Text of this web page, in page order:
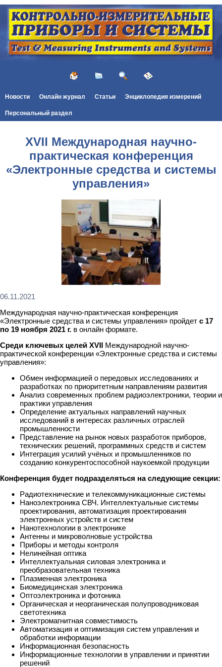
Новости Онлайн журнал Статьи Энциклопедия измерений
Персональный раздел
XVII Международная научно-
практическая конференция
«Электронные средства и системы
управления»
06.11.2021
Международная научно-практическая конференция
«Электронные средства и системы управления» пройдет с 17
по 19 ноября 2021 г. в онлайн формате.
Среди ключевых целей XVII Международной научно-
практической конференции «Электронные средства и системы
управления»:
Обмен информацией о передовых исследованиях и
разработках по приоритетным направлениям развития
Анализ современных проблем радиоэлектроники, теории и
практики управления
Определение актуальных направлений научных
исследований в интересах различных отраслей
промышленности
Представление на рынок новых разработок приборов,
технических решений, программных средств и систем
Интеграция усилий учёных и промышленников по
созданию конкурентоспособной наукоемкой продукции
Конференция будет подразделяться на следующие секции:
Радиотехнические и телекоммуникационные системы
Наноэлектроника СВЧ. Интеллектуальные системы
проектирования, автоматизация проектирования
электронных устройств и систем
Нанотехнологии в электронике
Антенны и микроволновые устройства
Приборы и методы контроля
Нелинейная оптика
Интеллектуальная силовая электроника и
преобразовательная техника
Плазменная электроника
Биомедицинская электроника
Оптоэлектроника и фотоника
Органическая и неорганическая полупроводниковая
светотехника
Электромагнитная совместимость
Автоматизация и оптимизация систем управления и
обработки информации
Информационная безопасность
Информационные технологии в управлении и принятии
решений